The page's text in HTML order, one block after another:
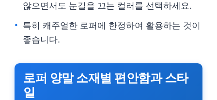
않으면서도 눈길을 끄는 컬러를 선택하세요.
특히 캐주얼한 로퍼에 한정하여 활용하는 것이
좋습니다.
로퍼 양말 소재별 편안함과 스타
일